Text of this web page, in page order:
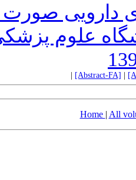
دارویی صورت
علوم
[Abstract-FA]
Home | All